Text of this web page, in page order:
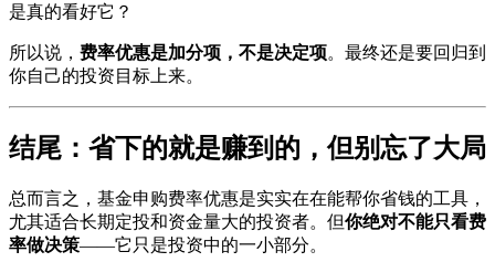
是真的看好它？
所以说， 费率优惠是加分项，不是决定项。最终还是要回归到
你自己的投资目标上来。
结尾：省下的就是赚到的，但别忘了大局
总而言之，基金申购费率优惠是实实在在能帮你省钱的工具，
尤其适合长期定投和资金量大的投资者。但你绝对不能只看费
率做决策——它只是投资中的一小部分。